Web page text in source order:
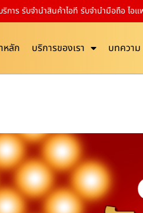
การ รับจำนำสินค้าไอที รับจำนำมือถือ ไ
หลัก บริการของเรา บทความ